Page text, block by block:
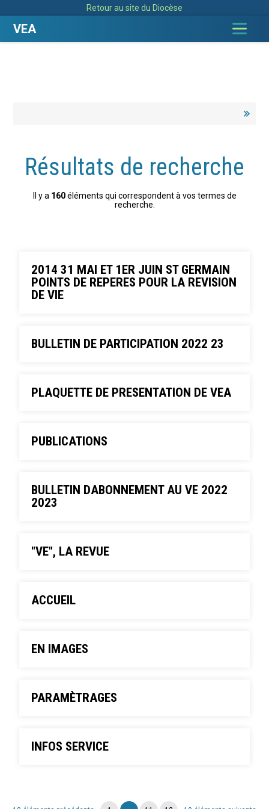
contenu.
la
Retour au site du Diocèse
VEA
Résultats de recherche
Il y a 160éléments qui correspondent à vos termes de
recherche.
2014 31 MAI ET 1ER JUIN ST GERMAIN
POINTS DE REPERES POUR LA REVISION
DE VIE
BULLETIN DE PARTICIPATION 2022 23
PLAQUETTE DE PRESENTATION DE VEA
PUBLICATIONS
BULLETIN DABONNEMENT AU VE 2022
2023
"VE", LA REVUE
ACCUEIL
EN IMAGES
PARAMÈTRAGES
INFOS SERVICE